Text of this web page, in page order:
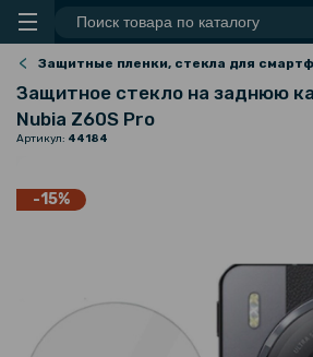
Защитные пленки, стекла для
Защитное стекло на заднюю
Nubia Z60S Pro
Артикул: 44184
-15%